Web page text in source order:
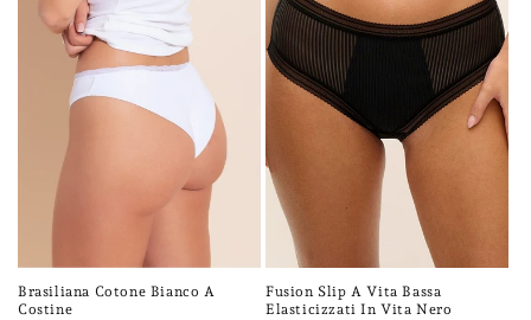
Brasiliana Cotone Bianco A
Costine
Fusion Slip A Vita Bassa
Elasticizzati In Vita Nero